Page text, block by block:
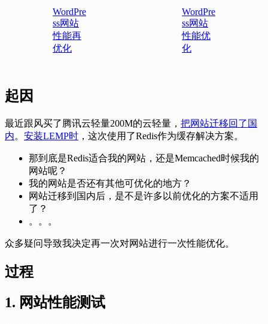
WordPre
ss网站
性能再
优化
WordPre
ss网站
性能优
化
起因
最近跟风买了腾讯云轻量200M的云轻量， 把网站迁移回了国
内。 安装LEMP时 ，这次使用了Redis作为缓存解决方案。
那到底是Redis适合我的网站，还是Memcached时候我的
网站呢？
我的网站是否还有其他可优化的地方？
网站迁移到国内后，是不是许多以前优化的方案不适用
了？
。。。
众多疑问导致我决定再一次对网站进行一次性能优化。
过程
1. 网站性能测试